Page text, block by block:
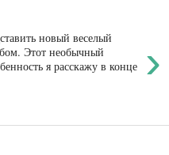
›
новый веселый
Этот необычный
я расскажу в конце